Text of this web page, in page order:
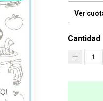
Ver
Cantidad
1